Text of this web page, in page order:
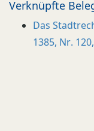
Verknüpfte
Das
1385, Nr.